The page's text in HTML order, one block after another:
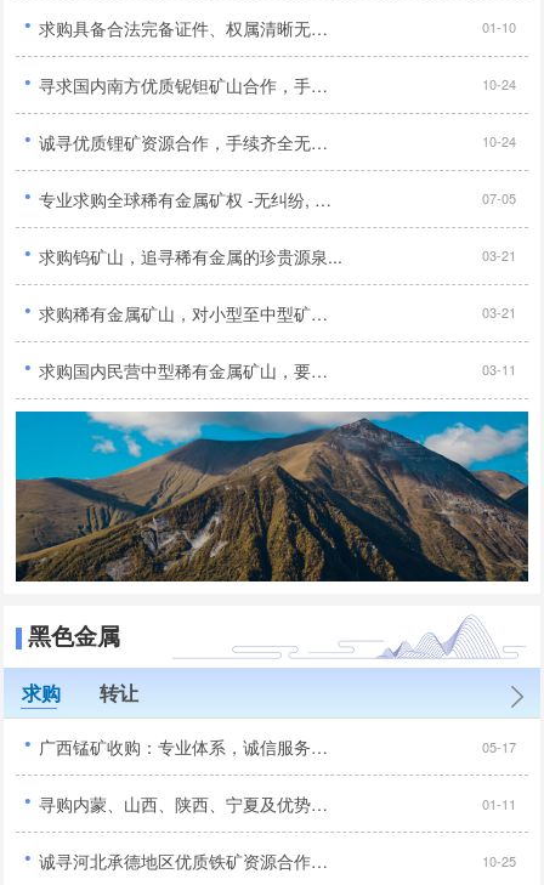
· 求购具备合法完备证件、权属清晰无纠纷且无任何诉讼风险的优质锂矿资源项目... 01-10
· 寻求国内南方优质铌钽矿山合作，手续齐全品位达标优先... 10-24
· 诚寻优质锂矿资源合作，手续齐全无纠纷优先,合作顺利... 10-24
· 专业求购全球稀有金属矿权 -无纠纷, 寻求长期合作伙伴... 07-05
· 求购钨矿山，追寻稀有金属的珍贵源泉... 03-21
· 求购稀有金属矿山，对小型至中型矿山感兴趣... 03-21
· 求购国内民营中型稀有金属矿山，要求手续齐全... 03-11
黑色金属
求购 转让
· 广西锰矿收购：专业体系，诚信服务，合作共赢... 05-17
· 寻购内蒙、山西、陕西、宁夏及优势地区优质铁矿项目... 01-11
· 诚寻河北承德地区优质铁矿资源合作，手续齐全无纠纷优先... 10-25